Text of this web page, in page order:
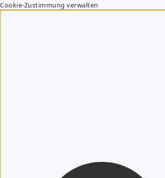
Cookie-Zustimmung verwalten